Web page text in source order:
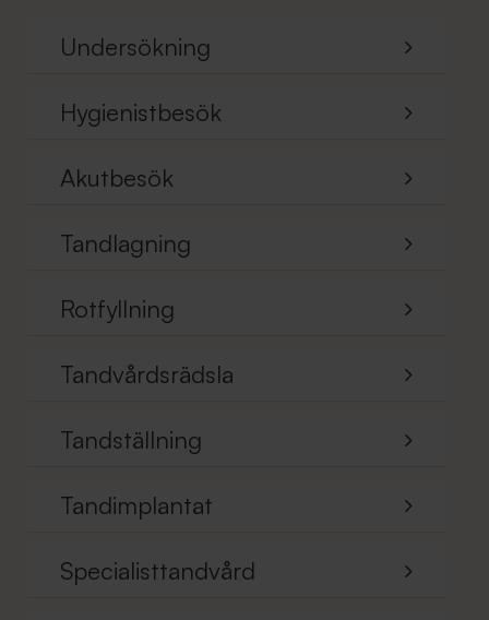
Undersökning
Hygienistbesök
Akutbesök
Tandlagning
Rotfyllning
Tandvårdsrädsla
Tandställning
Tandimplantat
Specialisttandvård